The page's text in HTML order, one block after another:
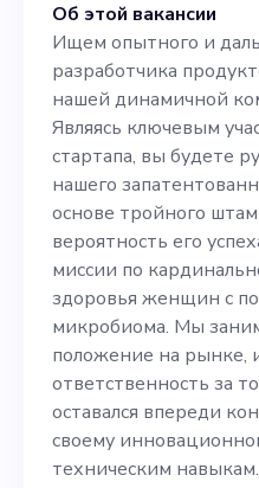
успеха и
миссии по
улучшению
женщин с
баланса
занимаем
положение
будете нести
чтобы наш
оставался
Об этой вакансии
Ищем опытного и
разработчика
нашей динамичной
Являясь ключевым
стартапа, вы будете
нашего
основе тройного
вероятность его
миссии по
здоровья женщин с
микробиома. Мы
положение на рынке,
ответственность за
оставался впереди
своему
техническим